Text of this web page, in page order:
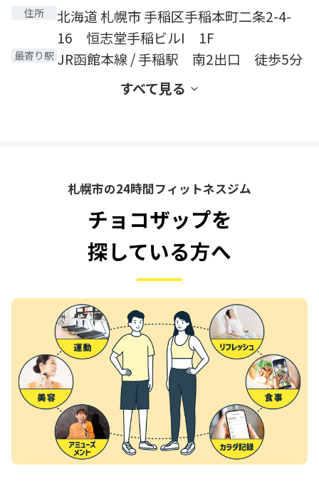
住所
北海道 札幌市 手稲区手稲本町二条2-4-
16 恒志堂手稲ビルI 1F
最寄り駅 JR函館本線 / 手稲駅 南2出口 徒歩5分
すべて見る
札幌市の24時間フィットネスジム
チョコザップを
探している方へ